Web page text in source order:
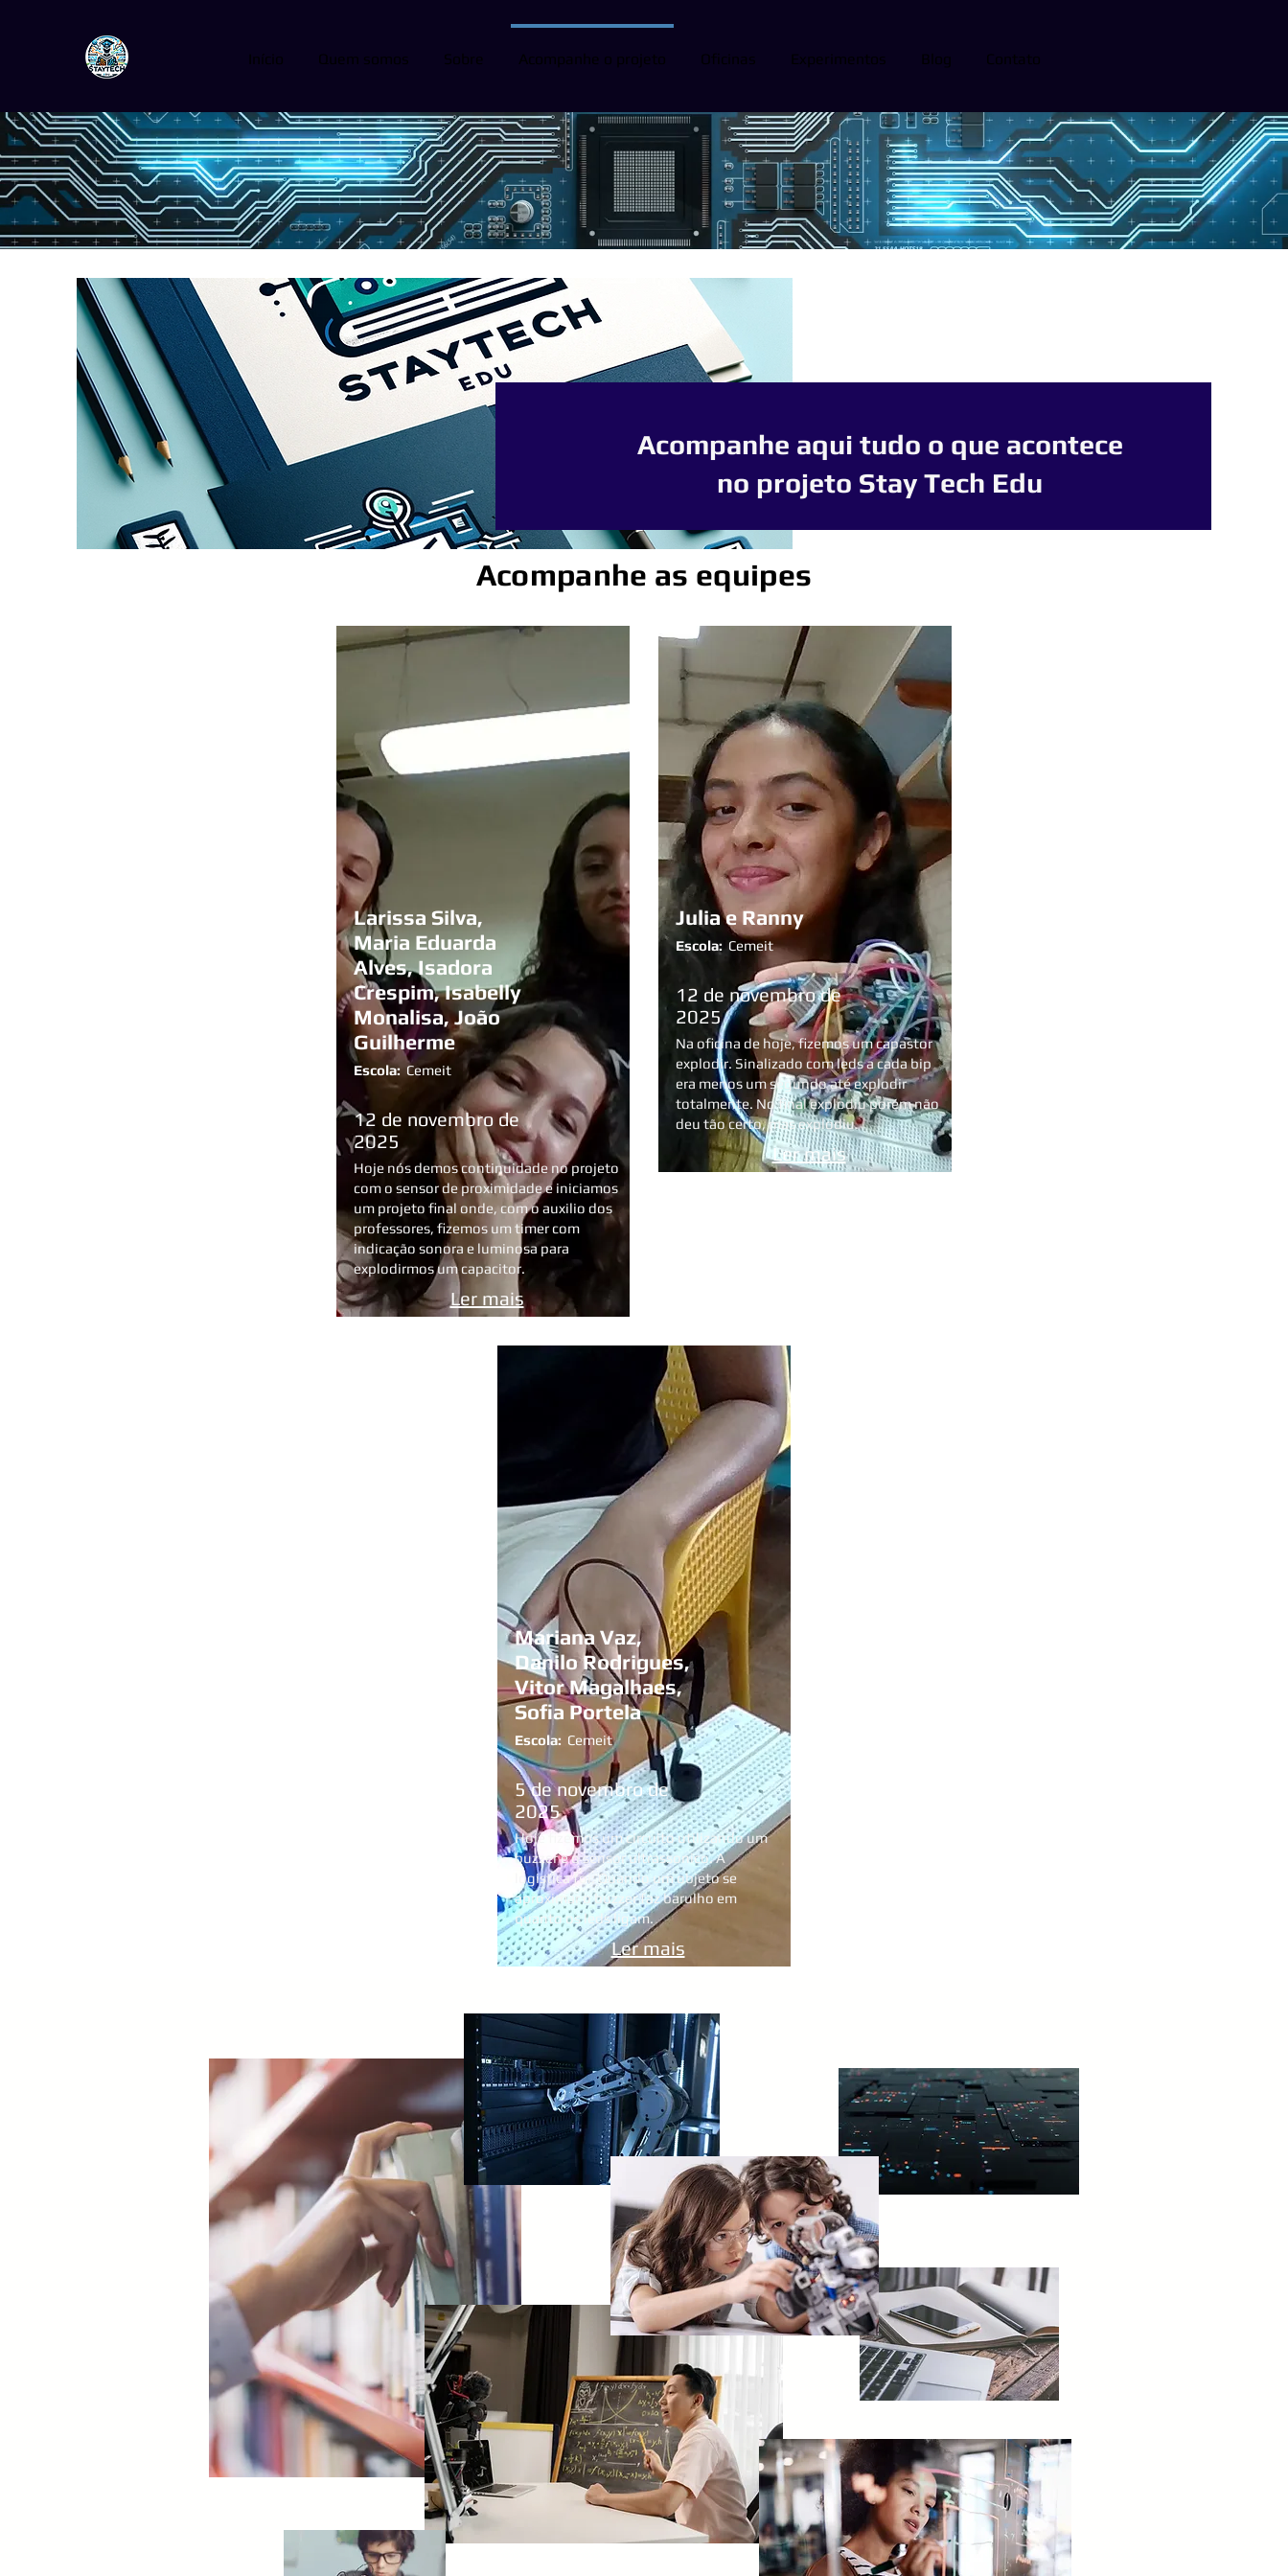
Início Quem somos Sobre Acompanhe o projeto Oficinas Experimentos Blog Contato
Acompanhe aqui tudo o que acontece
no projeto Stay Tech Edu
Acompanhe as equipes
Larissa Silva,
Maria Eduarda
Alves, Isadora
Crespim, Isabelly
Monalisa, João
Guilherme
Escola: Cemeit
12 de novembro de
2025
Hoje nós demos continuidade no projeto
com o sensor de proximidade e iniciamos
um projeto final onde, com o auxilio dos
professores, fizemos um timer com
indicação sonora e luminosa para
explodirmos um capacitor.
Ler mais
Julia e Ranny
Escola: Cemeit
12 de novembro de
2025
Na oficina de hoje, fizemos um capastor
explodir. Sinalizado com leds a cada bip
era menos um segundo até explodir
totalmente. No final explodiu porém não
deu tão certo, mas explodiu.
Ler mais
Mariana Vaz,
Danilo Rodrigues,
Vitor Magalhaes,
Sofia Portela
Escola: Cemeit
5 de novembro de
2025
Hoje fizemos um circuito utilizando um
buzzer e o sensor ultrassonico. A
logistica foi: Quando um objeto se
aproximar o buzzer faz barulho em
quanto os leds ligam.
Ler mais